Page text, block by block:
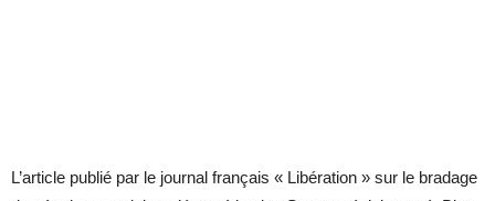
L’article publié par le journal français « Libération » sur le bradage